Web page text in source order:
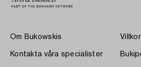
Om Bukowskis
Kontakta våra specialister
Villkor